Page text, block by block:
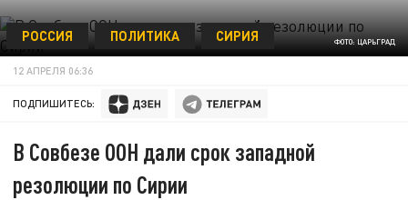
ФОТО: ЦАРЬГРАД
РОССИЯ ПОЛИТИКА СИРИЯ
12 АПРЕЛЯ 06:36
ПОДПИШИТЕСЬ:
В Совбезе ООН дали срок западной
резолюции по Сирии